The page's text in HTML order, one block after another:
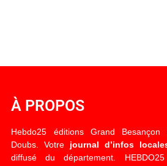
À PROPOS
Hebdo25 éditions Grand
Doubs. Votre journal d’infos
diffusé du département.